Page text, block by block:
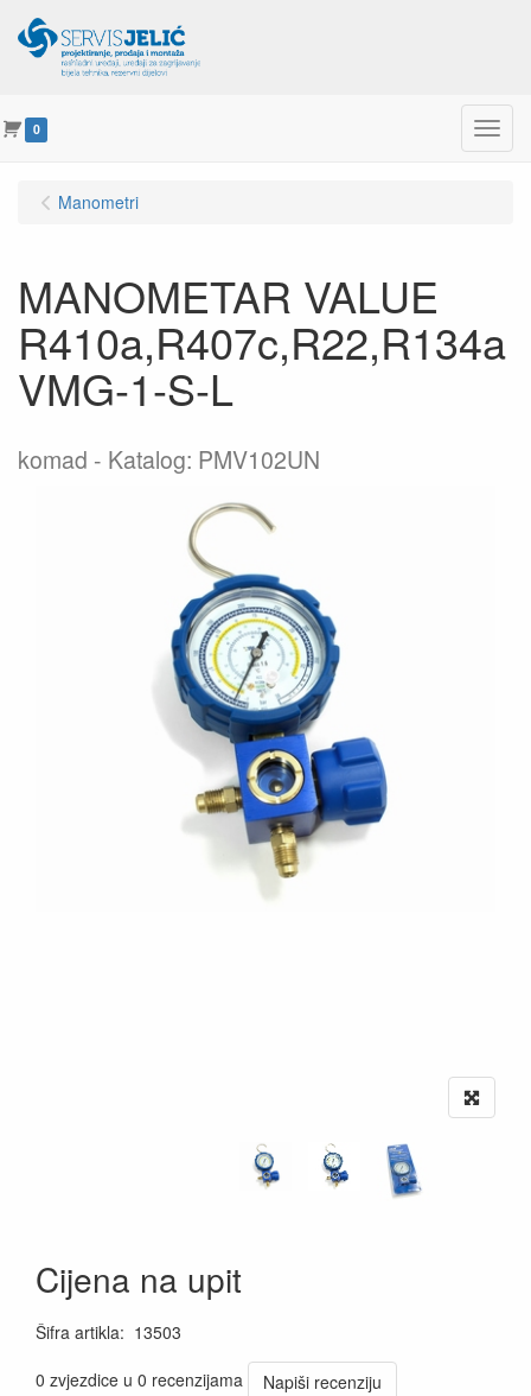
0 Menu
Manometri
MANOMETAR VALUE
R410a,R407c,R22,R134a
VMG-1-S-L
komad Katalog: PMV102UN
Cijena na upit
Šifra artikla: 13503
0 zvjezdice u 0 recenzijama
Napiši recenziju